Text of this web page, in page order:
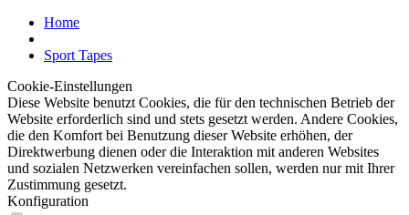
Home
Sport Tapes
Cookie-Einstellungen
Diese Website benutzt Cookies, die für den technischen Betrieb der
Website erforderlich sind und stets gesetzt werden. Andere Cookies,
die den Komfort bei Benutzung dieser Website erhöhen, der
Direktwerbung dienen oder die Interaktion mit anderen Websites
und sozialen Netzwerken vereinfachen sollen, werden nur mit Ihrer
Zustimmung gesetzt.
Konfiguration